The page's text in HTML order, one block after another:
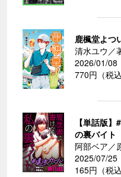
鹿楓堂よ
清水ユウ／
2026/01/08
770円（税込
【単話版
の裏バイ
阿部ベア／
2025/07/25
165円（税込